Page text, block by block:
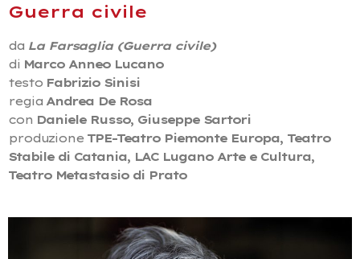
Guerra civile
da La Farsaglia (Guerra civile)
di Marco Anneo Lucano
testo Fabrizio Sinisi
regia Andrea De Rosa
con Daniele Russo, Giuseppe Sartori
produzione TPE-Teatro Piemonte Europa, Teatro
Stabile di Catania, LAC Lugano Arte e Cultura,
Teatro Metastasio di Prato